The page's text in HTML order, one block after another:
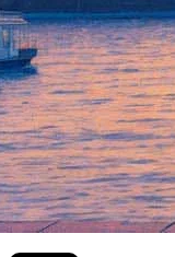
Вадим
мы
делом»
09 апреля 2016,15:17